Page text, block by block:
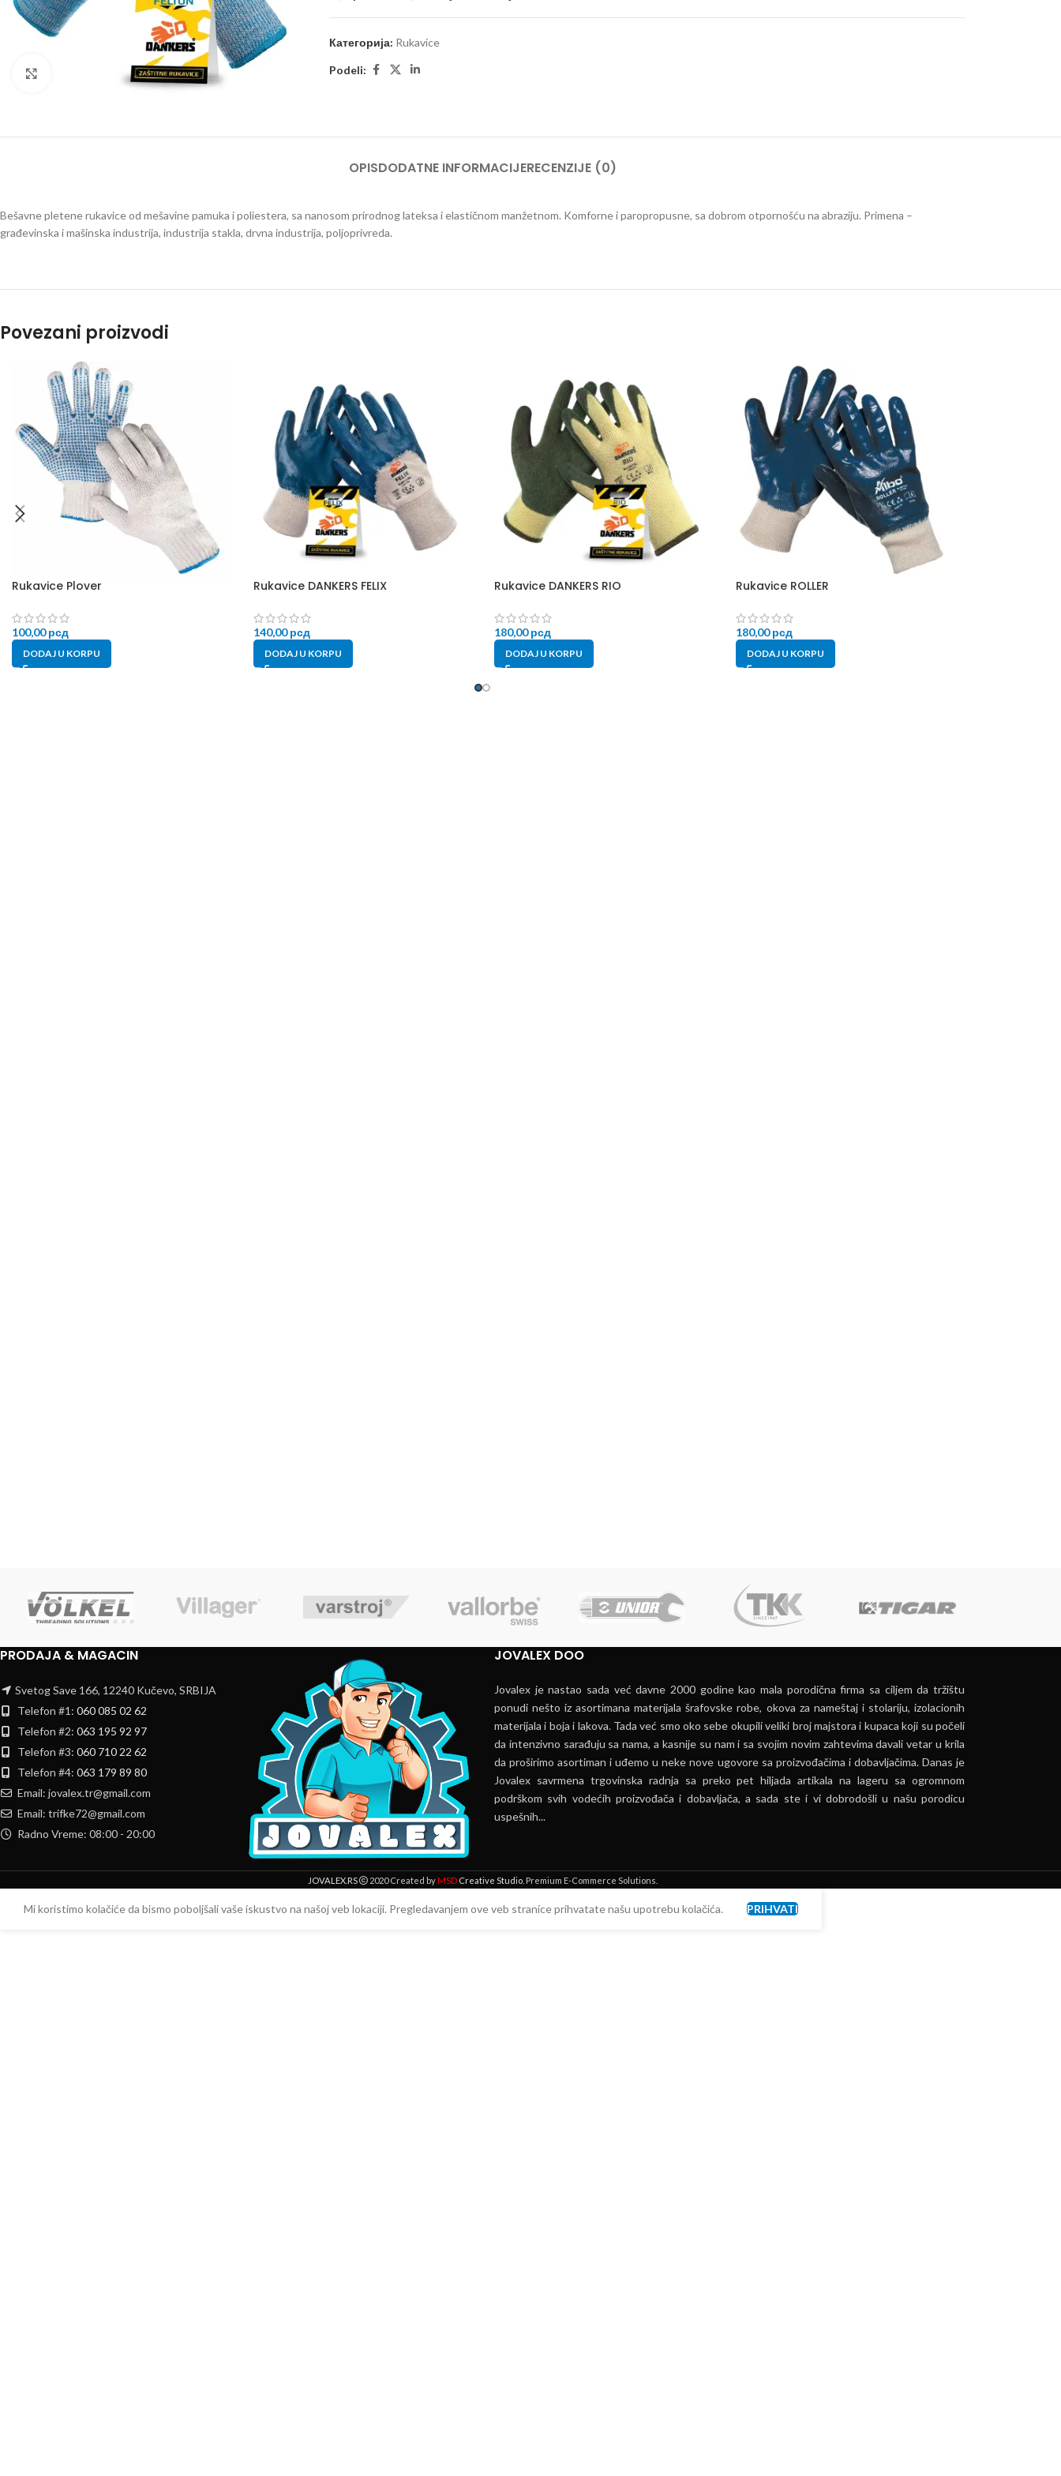
Kliknite za uvećanje
Категорија: Rukavice
Podeli:
OPISDODATNE INFORMACIJERECENZIJE (0)
Bešavne pletene rukavice od mešavine pamuka i poliestera, sa nanosom prirodnog lateksa i elastičnom manžetnom. Komforne i paropropusne, sa dobrom otpornošću na abraziju. Primena –
građevinska i mašinska industrija, industrija stakla, drvna industrija, poljoprivreda.
Povezani proizvodi
Rukavice Plover
100,00рсд
DODAJ U KORPU
Rukavice DANKERS FELIX
140,00рсд
DODAJ U KORPU
Rukavice DANKERS RIO
180,00рсд
DODAJ U KORPU
Rukavice ROLLER
180,00рсд
DODAJ U KORPU
PRODAJA & MAGACIN
Svetog Save 166, 12240 Kučevo, SRBIJA
Telefon #1: 060 085 02 62
Telefon #2: 063 195 92 97
Telefon #3: 060 710 22 62
Telefon #4: 063 179 89 80
Email: jovalex.tr@gmail.com
Email: trifke72@gmail.com
Radno Vreme: 08:00 - 20:00
JOVALEX DOO
Jovalex je nastao sada već davne 2000 godine kao mala porodična firma sa ciljem da tržištu
ponudi nešto iz asortimana materijala šrafovske robe, okova za nameštaj i stolariju, izolacionih
materijala i boja i lakova. Tada već smo oko sebe okupili veliki broj majstora i kupaca koji su počeli
da intenzivno sarađuju sa nama, a kasnije su nam i sa svojim novim zahtevima davali vetar u krila
da proširimo asortiman i uđemo u neke nove ugovore sa proizvođačima i dobavljačima. Danas je
Jovalex savrmena trgovinska radnja sa preko pet hiljada artikala na lageru sa ogromnom
podrškom svih vodećih proizvođača i dobavljača, a sada ste i vi dobrodošli u našu porodicu
uspešnih...
JOVALEX.RS 2020 Created byMSDCreative Studio. Premium E-Commerce Solutions.
Mi koristimo kolačiće da bismo poboljšali vaše iskustvo na našoj veb lokaciji. Pregledavanjem ove veb stranice prihvatate našu upotrebu kolačića. PRIHVATI